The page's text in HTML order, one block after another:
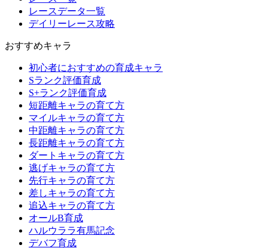
レースデータ一覧
デイリーレース攻略
おすすめキャラ
初心者におすすめの育成キャラ
Sランク評価育成
S+ランク評価育成
短距離キャラの育て方
マイルキャラの育て方
中距離キャラの育て方
長距離キャラの育て方
ダートキャラの育て方
逃げキャラの育て方
先行キャラの育て方
差しキャラの育て方
追込キャラの育て方
オールB育成
ハルウララ有馬記念
デバフ育成